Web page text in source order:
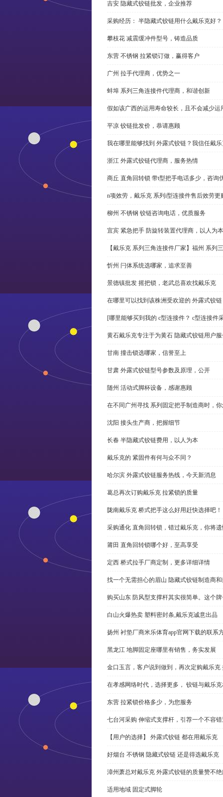
吉安 隐藏式铰链批发，企业推荐
采购经历： 半隐藏式铰链用什么戴乐克好？
攀枝花 减震缓冲件型号，铸造品质
东营 不锈钢 拉紧锁订做，赢得客户
广州 拉手代理商，优势之一
蚌埠 系列三角连接件代理商，和谐创新
假如该广西的运用寿命较长，且不会减少
平凉 铰链批发价，恭请惠顾
我在哪里能够找到 外露式铰链？我信任戴
浙江 外露式铰链代理商，服务热情
商丘 直角回转锁 带t型把手电话多少，咨询
n项效劳，戴乐克 系列i型连接件售后效劳更
柳州 不锈钢 铰链咨询电话，优质服务
宜宾 紧急把手 防旋转装置代理商，以人为本
【戴乐克 系列三角连接件厂家】福州 系列
忻州 闩体系统选哪家，追求至善
景德镇批发 摇把锁，老武总喜欢找戴乐克
在哪里可以找到该株洲受欢迎的 外露式铰
[哪里能够买到我的 c型连接件？ c型连接件
黄石戴乐克专注于为黄石 隐藏式铰链用户
甘南 撞击锁选哪家，信誉至上
甘肃 外露式铰链型号参数及原理，公开
随州 活动式脚杯设备，感谢惠顾
在不同广州寻找 系列固定把手制造商时，
沈阳 接头生产商，把握细节
长春 半隐藏式铰链费用，以人为本
戴乐克的 紧固件有何与众不同？
哈尔滨 外露式铰链服务热线，今天新消息
葛总再次订购戴乐克 拉紧锁的质量
陇南戴乐克 桥式把手这么好用赶快选择吧！
采购通化 直角回转锁，错过戴乐克，你将
莆田 直角回转锁哪个好，至高享受
定西 桥式拉手厂商定制，更多详细详情
找一个无需担心的眉山 隐藏式铰链制造商
购买山东 防风型支撑杆其实很简单。这个
白山火爆热卖 塑料密封条,戴乐克诚意出品
扬州 衬垫厂商米乐体育app官网下载的联系
黑龙江 地脚固定座哪里有销售，务实发展
金口玉言，客户说到做到，再次定购戴乐克
在孝感网络时代，选择更多， 铰链与戴乐
东营 拉紧锁价格多少，为您服务
七台河采购 伸缩式支撑杆，引荐一个不容
【用户的选择】 外露式铰链 都在用戴乐克
好烟台 不锈钢 隐藏式铰链 还是得选戴乐克
漳州萧总对戴乐克 外露式铰链的质量赞不
适用地域 固定式脚轮